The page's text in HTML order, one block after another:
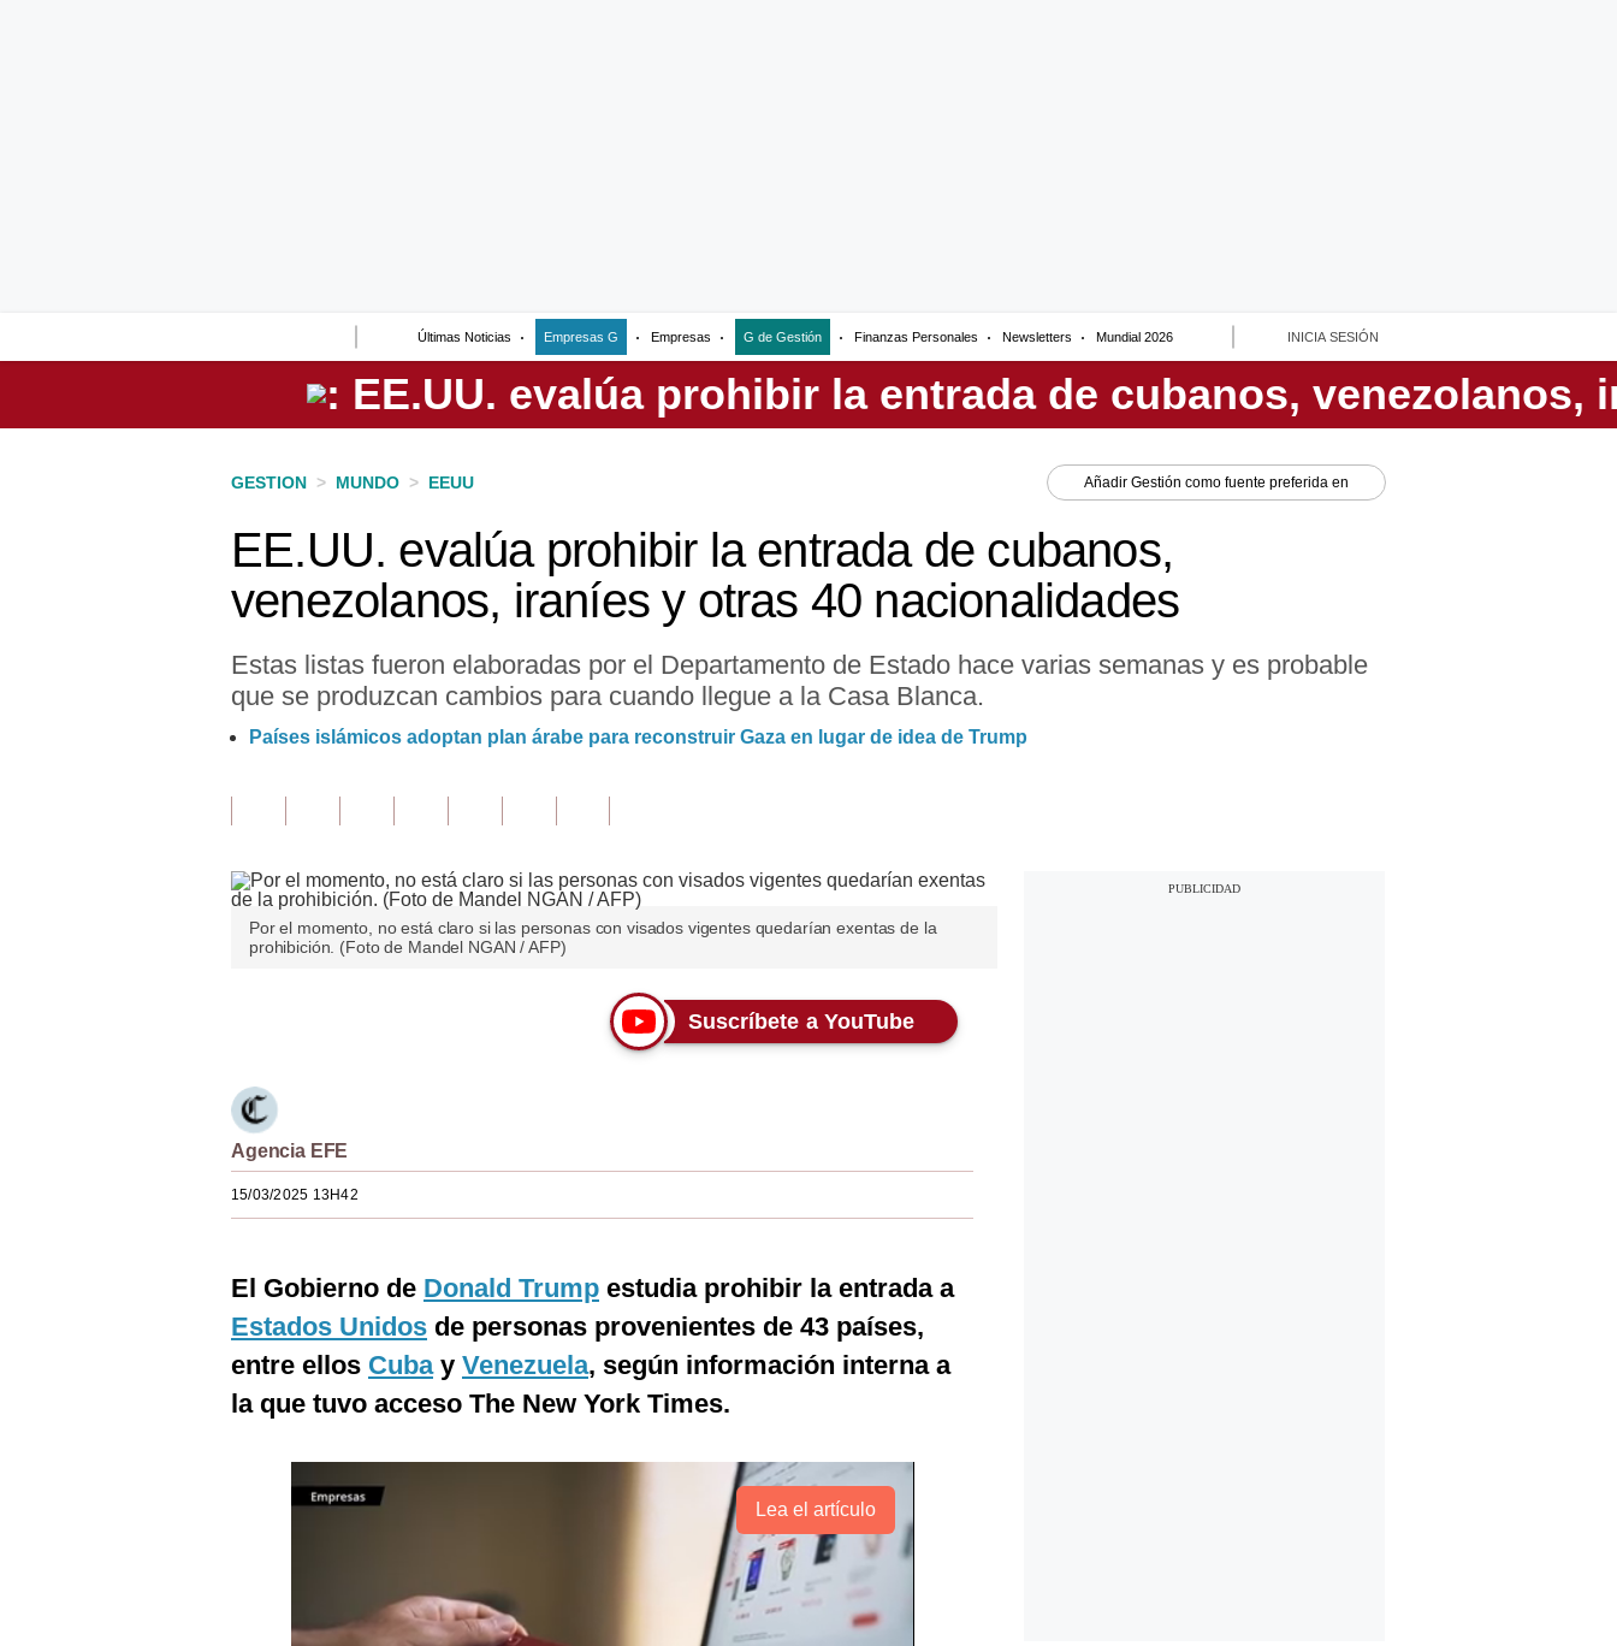
Últimas Noticias Empresas G Empresas G de Gestión Finanzas Personales Newsletters Mundial 2026 INICIA SESIÓN
Perú
GESTION > MUNDO > EEUU Añadir Gestión como fuente preferida en
EE.UU. evalúa prohibir la entrada de cubanos,
venezolanos, iraníes y otras 40 nacionalidades
Estas listas fueron elaboradas por el Departamento de Estado hace varias semanas y es probable
que se produzcan cambios para cuando llegue a la Casa Blanca.
Países islámicos adoptan plan árabe para reconstruir Gaza en lugar de idea de Trump
Por el momento, no está claro si las personas con visados vigentes quedarían exentas de la
prohibición. (Foto de Mandel NGAN / AFP)
Suscríbete a YouTube
Agencia EFE
15/03/2025 13H42
El Gobierno de Donald Trump estudia prohibir la entrada a
Estados Unidos de personas provenientes de 43 países,
entre ellos Cubay Venezuela, según información interna a
la que tuvo acceso The New York Times.
Lea el artículo